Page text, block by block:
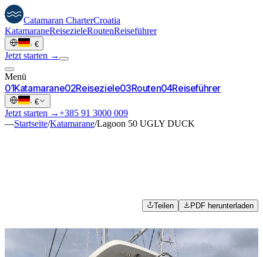
Catamaran CharterCroatia
KatamaraneReisezieleRoutenReiseführer
· €
Jetzt starten →
Menü
01Katamarane02Reiseziele03Routen04Reiseführer
· €
Jetzt starten →+385 91 3000 009
—Startseite/Katamarane/Lagoon 50 UGLY DUCK
Teilen PDF herunterladen